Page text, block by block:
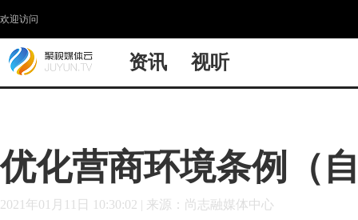
欢迎访问
资讯 视听
优化营商环境条例（
2021年01月11日 10:30:02 | 来源：尚志融媒体中心